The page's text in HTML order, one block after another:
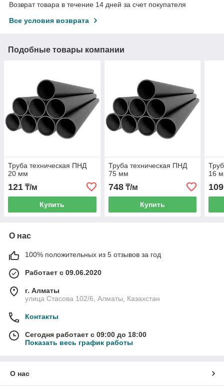
Возврат товара в течение 14 дней за счет покупателя
Все условия возврата
Подобные товары компании
Труба техническая ПНД
20 мм
121 ₸/м
Купить
Труба техническая ПНД
75 мм
748₸/м
Купить
16
109
О нас
100% положительных из 5 отзывов за год
Работает с 09.06.2020
г. Алматы
улица Стасова 102/6, Алматы, Казахстан
Контакты
Сегодня работает с 09:00 до 18:00
Показать весь график работы
О нас